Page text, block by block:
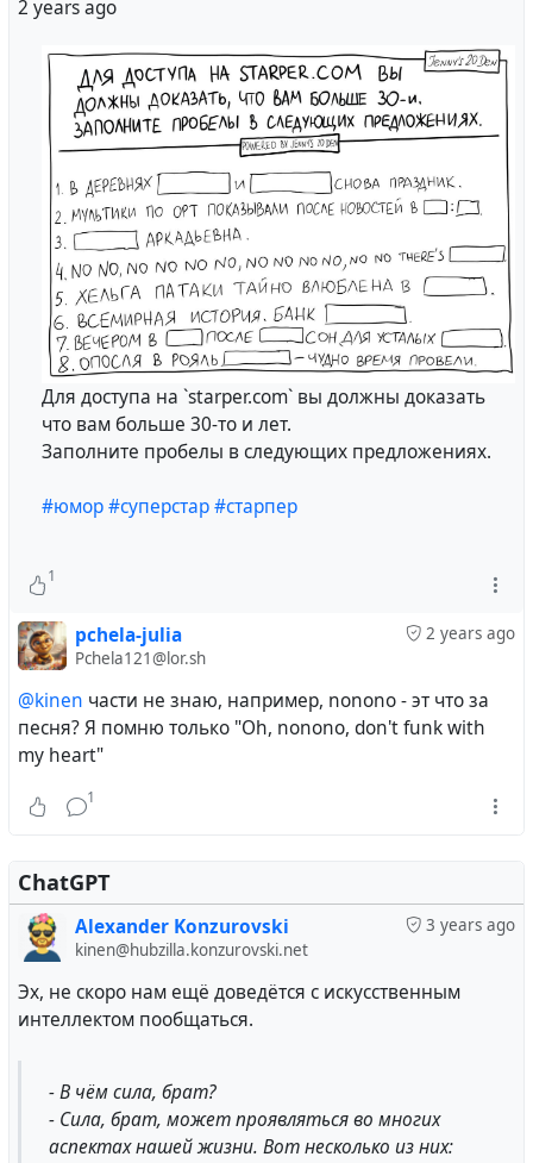
2 years ago
Для доступа на `starper.com` вы должны доказать
что вам больше 30-то и лет.
Заполните пробелы в следующих предложениях.
#юмор#суперстар#старпер
1
2 years ago
pchela-julia
Pchela121@lor.sh
@kinen части не знаю, например, nononо - эт что за
песня? Я помню только "Oh, nonono, don't funk with
my heart"
1
ChatGPT
3 years ago
Alexander Konzurovski
kinen@hubzilla.konzurovski.net
Эх, не скоро нам ещё доведётся с искусственным
интеллектом пообщаться.
- В чём сила, брат?
- Сила, брат, может проявляться во многих
аспектах нашей жизни. Вот несколько из них: